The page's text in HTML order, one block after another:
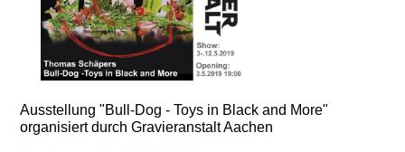
Ausstellung "Bull-Dog - Toys in Black and More"
organisiert durch Gravieranstalt Aachen